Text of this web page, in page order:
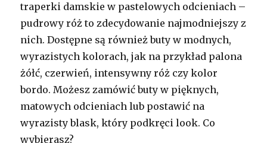
traperki damskie w pastelowych odcieniach –
pudrowy róż to zdecydowanie najmodniejszy z
nich. Dostępne są również buty w modnych,
wyrazistych kolorach, jak na przykład palona
żółć, czerwień, intensywny róż czy kolor
bordo. Możesz zamówić buty w pięknych,
matowych odcieniach lub postawić na
wyrazisty blask, który podkręci look. Co
wybierasz?